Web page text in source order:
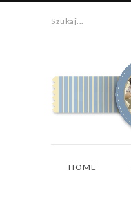
Szukaj...
HOME